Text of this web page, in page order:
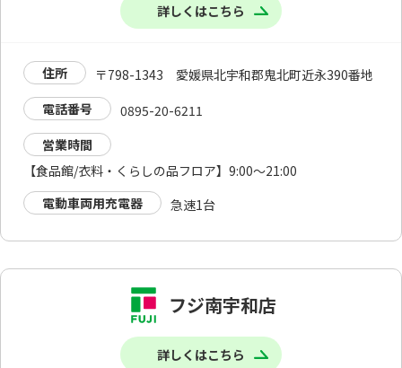
詳しくはこちら
住所
〒798-1343 愛媛県北宇和郡鬼北町近永390番地
電話番号
0895-20-6211
営業時間
【食品館/衣料・くらしの品フロア】9:00～21:00
電動車両用充電器
急速1台
フジ南宇和店
詳しくはこちら